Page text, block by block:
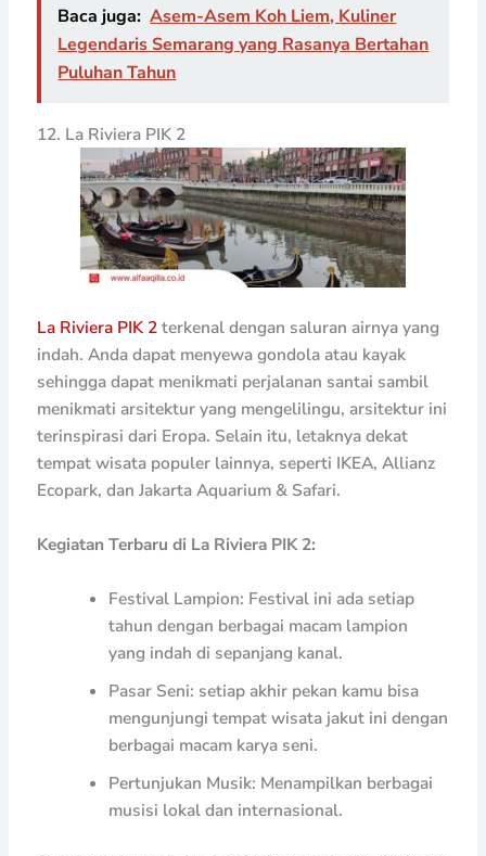
Baca juga: Asem-Asem Koh Liem, Kuliner
Legendaris Semarang yang Rasanya Bertahan
Puluhan Tahun
12. La Riviera PIK 2
La Riviera PIK 2terkenal dengan saluran airnya yang
indah. Anda dapat menyewa gondola atau kayak
sehingga dapat menikmati perjalanan santai sambil
menikmati arsitektur yang mengelilingu, arsitektur ini
terinspirasi dari Eropa. Selain itu, letaknya dekat
tempat wisata populer lainnya, seperti IKEA, Allianz
Ecopark, dan Jakarta Aquarium & Safari.
Kegiatan Terbaru di La Riviera PIK 2:
Festival Lampion: Festival ini ada setiap
tahun dengan berbagai macam lampion
yang indah di sepanjang kanal.
Pasar Seni: setiap akhir pekan kamu bisa
mengunjungi tempat wisata jakut ini dengan
berbagai macam karya seni.
Pertunjukan Musik: Menampilkan berbagai
musisi lokal dan internasional.